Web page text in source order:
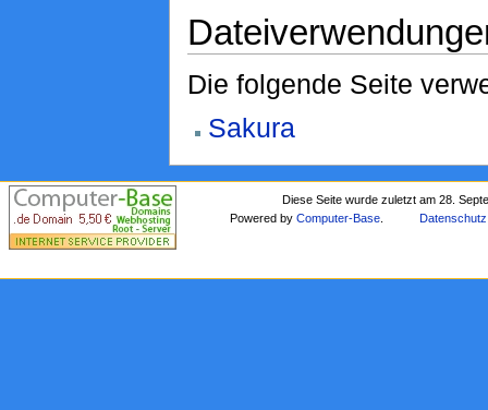
Die folgende Seite
Sakura
Diese Seite wurde zuletzt am 28.
Powered byComputer-Base Datenschutz